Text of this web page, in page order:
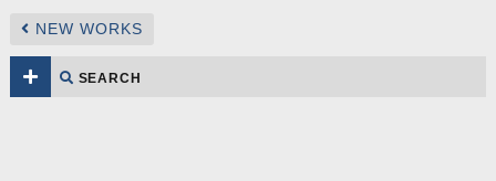
NEW WORKS
SEARCH